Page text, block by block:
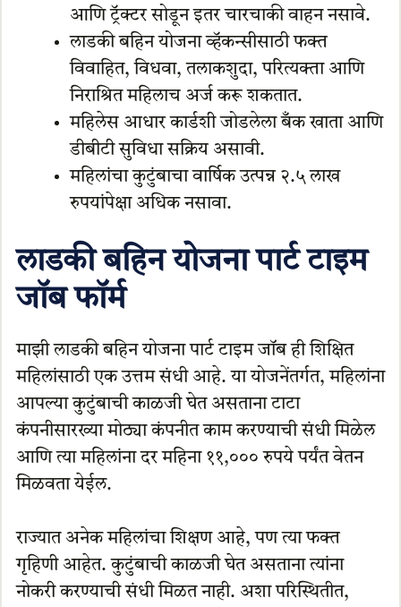
आणि ट्रॅक्टर सोडून इतर चारचाकी वाहन नसावे.
लाडकी बहिन योजना व्हॅकन्सीसाठी फक्त
विवाहित, विधवा, तलाकशुदा, परित्यक्ता आणि
निराश्रित महिलाच अर्ज करू शकतात.
महिलेस आधार कार्डशी जोडलेला बँक खाता आणि
डीबीटी सुविधा सक्रिय असावी.
महिलांचा कुटुंबाचा वार्षिक उत्पन्न २.५ लाख
रुपयांपेक्षा अधिक नसावा.
लाडकी बहिन योजना पार्ट टाइम
जॉब फॉर्म
माझी लाडकी बहिन योजना पार्ट टाइम जॉब ही शिक्षित
महिलांसाठी एक उत्तम संधी आहे. या योजनेंतर्गत, महिलांना
आपल्या कुटुंबाची काळजी घेत असताना टाटा
कंपनीसारख्या मोठ्या कंपनीत काम करण्याची संधी मिळेल
आणि त्या महिलांना दर महिना ११,००० रुपये पर्यंत वेतन
मिळवता येईल.
राज्यात अनेक महिलांचा शिक्षण आहे, पण त्या फक्त
गृहिणी आहेत. कुटुंबाची काळजी घेत असताना त्यांना
नोकरी करण्याची संधी मिळत नाही. अशा परिस्थितीत,